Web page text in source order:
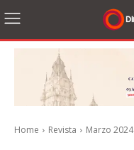
Home Revista Marzo 2024